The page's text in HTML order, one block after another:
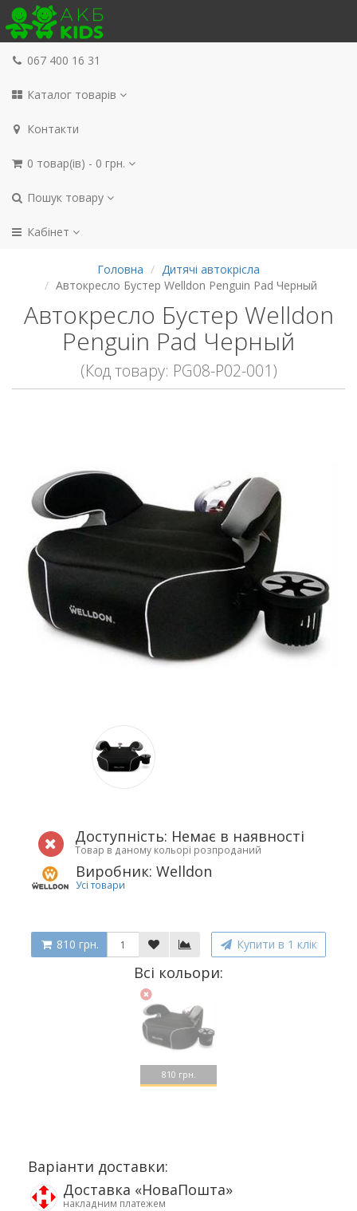
067 400 16 31
Каталог товарів
Контакти
0 товар(ів) - 0 грн.
Пошук товару
Кабінет
Головна
Дитячі автокрісла
Автокресло Бустер Welldon Penguin Pad Черный
Автокресло Бустер Welldon
Penguin Pad Черный
(Код товару: PG08-P02-001)
Доступність: Немає в наявності
Товар в даному кольорі розпроданий
Виробник: Welldon
Усі товари
810 грн. Купити в 1 клік
Всі кольори:
810 грн.
Варіанти доставки:
Доставка «НоваПошта»
накладним платежем